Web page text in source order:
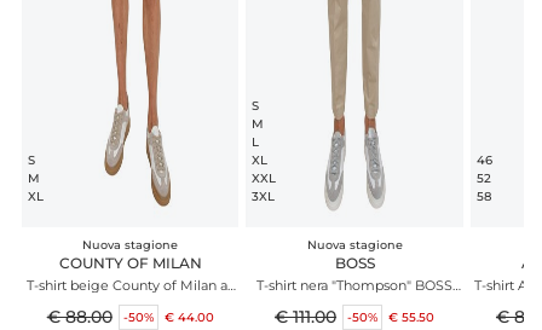
S
M
XL
Nuova stagione
COUNTY OF MILAN
T-shirt beige County of Milan ali
a contrasto colorate
€ 88.00 -50% € 44.00
S
M
L
XL
XXL
3XL
Nuova stagione
BOSS
T-shirt nera "Thompson" BOSS
uomo in cotone
€ 111.00 -50% € 55.50
46
52
58
T-shirt
€